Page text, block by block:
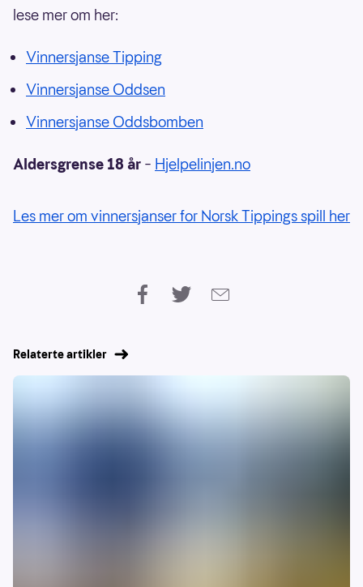
lese mer om her:
Vinnersjanse Tipping
Vinnersjanse Oddsen
Vinnersjanse Oddsbomben
Aldersgrense 18 år – Hjelpelinjen.no
Les mer om vinnersjanser for Norsk Tippings spill her
Relaterte artikler